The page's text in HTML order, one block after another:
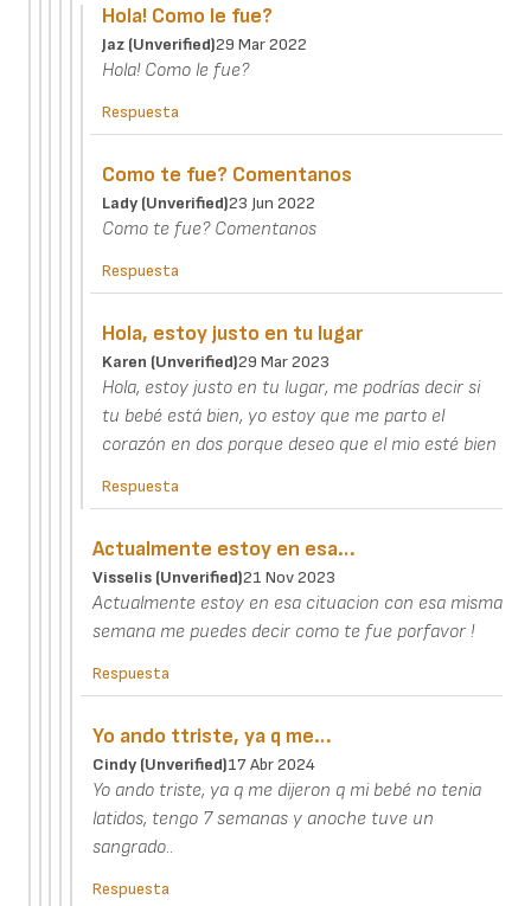
Hola! Como le fue?
Jaz (unverified)29 Mar 2022
Hola! Como le fue?
Respuesta
Como te fue? Comentanos
Lady (unverified)23 Jun 2022
Como te fue? Comentanos
Respuesta
Hola, estoy justo en tu lugar
Karen (unverified)29 Mar 2023
Hola, estoy justo en tu lugar, me podrías decir si
tu bebé está bien, yo estoy que me parto el
corazón en dos porque deseo que el mio esté bien
Respuesta
Actualmente estoy en esa…
Visselis (unverified)21 Nov 2023
Actualmente estoy en esa cituacion con esa misma
semana me puedes decir como te fue porfavor !
Respuesta
Yo ando ttriste, ya q me…
Cindy (unverified)17 Abr 2024
Yo ando triste, ya q me dijeron q mi bebé no tenia
latidos, tengo 7 semanas y anoche tuve un
sangrado..
Respuesta